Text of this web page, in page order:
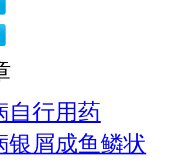
自行用药
银屑成鱼鳞状